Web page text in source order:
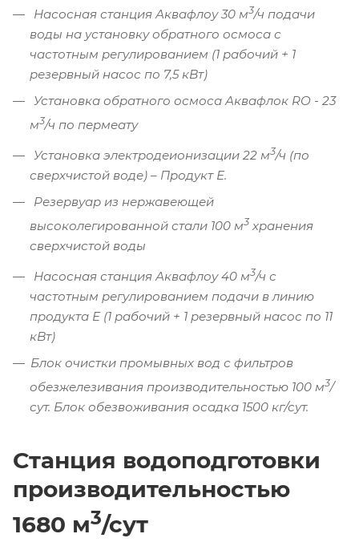
Насосная станция Аквафлоу 30 м3/ч подачи
воды на установку обратного осмоса с
частотным регулированием (1 рабочий + 1
резервный насос по 7,5 кВт)
Установка обратного осмоса Аквафлок RO - 23
м3/ч по пермеату
Установка электродеионизации 22 м3/ч (по
сверхчистой воде) – Продукт Е.
Резервуар из нержавеющей
высоколегированной стали 100 м3 хранения
сверхчистой воды
Насосная станция Аквафлоу 40 м3/ч с
частотным регулированием подачи в линию
продукта Е (1 рабочий + 1 резервный насос по 11
кВт)
Блок очистки промывных вод с фильтров
обезжелезивания производительностью 100 м3/
сут. Блок обезвоживания осадка 1500 кг/сут.
Станция водоподготовки
производительностью
1680 м3/сут